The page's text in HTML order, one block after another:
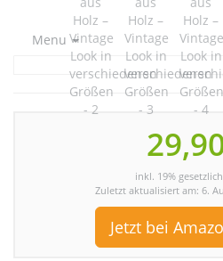
Menu
inkl. 19%
Zuletzt aktualisiert am: 6.
Jetzt bei